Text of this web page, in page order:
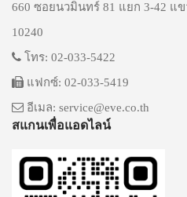
660 ซอยนวมินทร์ 81 แยก 3-42 แ
10240
โทร: 02-033-5422
แฟกซ์: 02-033-5419
อีเมล: service@eve.co.th
สแกนเพื่อแอดไลน์